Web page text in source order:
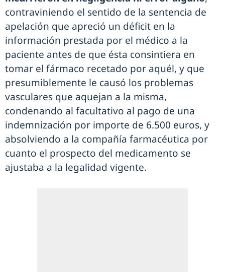
contraviniendo el sentido de la sentencia de
apelación que apreció un déficit en la
información prestada por el médico a la
paciente antes de que ésta consintiera en
tomar el fármaco recetado por aquél, y que
presumiblemente le causó los problemas
vasculares que aquejan a la misma,
condenando al facultativo al pago de una
indemnización por importe de 6.500 euros, y
absolviendo a la compañía farmacéutica por
cuanto el prospecto del medicamento se
ajustaba a la legalidad vigente.